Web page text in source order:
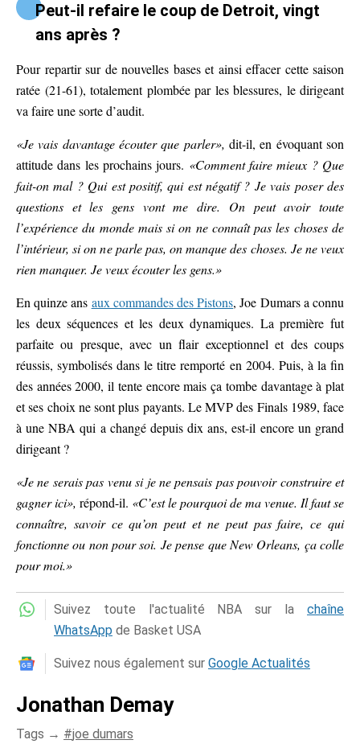
Peut-il refaire le coup de Detroit, vingt
ans après ?
Pour repartir sur de nouvelles bases et ainsi effacer cette saison
ratée (21-61), totalement plombée par les blessures, le dirigeant
va faire une sorte d’audit.
«Je vais davantage écouter que parler», dit-il, en évoquant son
attitude dans les prochains jours. «Comment faire mieux ? Que
fait-on mal ? Qui est positif, qui est négatif ? Je vais poser des
questions et les gens vont me dire. On peut avoir toute
l’expérience du monde mais si on ne connaît pas les choses de
l’intérieur, si on ne parle pas, on manque des choses. Je ne veux
rien manquer. Je veux écouter les gens.»
En quinze ans aux commandes des Pistons, Joe Dumars a connu
les deux séquences et les deux dynamiques. La première fut
parfaite ou presque, avec un flair exceptionnel et des coups
réussis, symbolisés dans le titre remporté en 2004. Puis, à la fin
des années 2000, il tente encore mais ça tombe davantage à plat
et ses choix ne sont plus payants. Le MVP des Finals 1989, face
à une NBA qui a changé depuis dix ans, est-il encore un grand
dirigeant ?
«Je ne serais pas venu si je ne pensais pas pouvoir construire et
gagner ici», répond-il. «C’est le pourquoi de ma venue. Il faut se
connaître, savoir ce qu’on peut et ne peut pas faire, ce qui
fonctionne ou non pour soi. Je pense que New Orleans, ça colle
pour moi.»
Suivez toute l'actualité NBA sur la chaîne
WhatsApp de Basket USA
Suivez nous également sur Google Actualités
Jonathan Demay
Tags → joe dumars